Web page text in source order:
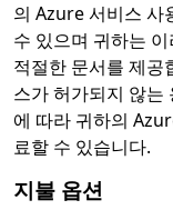
의 Azure 서비스 사
수 있으며 귀하는
적절한 문서를 제
스가 허가되지 않는
에 따라 귀하의
료할 수 있습니다.
지불 옵션